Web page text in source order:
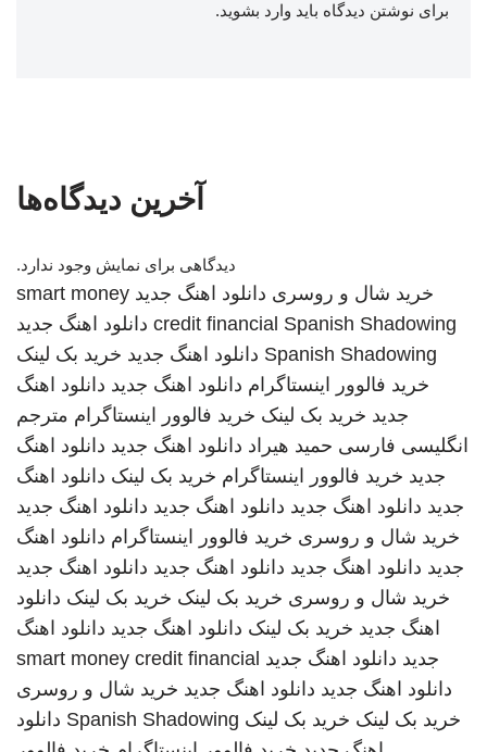
برای نوشتن دیدگاه باید وارد بشوید.
آخرین دیدگاه‌ها
دیدگاهی برای نمایش وجود ندارد.
خرید شال و روسری دانلود اهنگ جدید smart money
credit financial Spanish Shadowing
دانلود اهنگ جدید
Spanish Shadowing دانلود اهنگ جدید خرید بک لینک
خرید فالوور اینستاگرام دانلود اهنگ جدید دانلود اهنگ
جدید خرید بک لینک خرید فالوور اینستاگرام مترجم
انگلیسی فارسی حمید هیراد دانلود اهنگ جدید دانلود اهنگ
جدید خرید فالوور اینستاگرام خرید بک لینک دانلود اهنگ
جدید دانلود اهنگ جدید دانلود اهنگ جدید دانلود اهنگ جدید
خرید شال و روسری خرید فالوور اینستاگرام دانلود اهنگ
جدید دانلود اهنگ جدید دانلود اهنگ جدید دانلود اهنگ جدید
خرید شال و روسری خرید بک لینک خرید بک لینک دانلود
اهنگ جدید خرید بک لینک دانلود اهنگ جدید دانلود اهنگ
جدید دانلود اهنگ جدید smart money credit financial
دانلود اهنگ جدید دانلود اهنگ جدید خرید شال و روسری
خرید بک لینک خرید بک لینک Spanish Shadowing دانلود